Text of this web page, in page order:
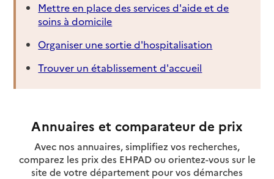
Mettre en place des services d'aide et de
soins à domicile
Organiser une sortie d'hospitalisation
Trouver un établissement d'accueil
Annuaires et comparateur de prix
Avec nos annuaires, simplifiez vos recherches,
comparez les prix des EHPAD ou orientez-vous sur le
site de votre département pour vos démarches